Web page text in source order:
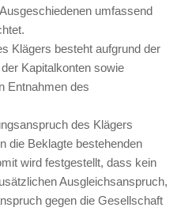
umfassend
Klägers besteht aufgrund der
Kapitalkonten sowie
Entnahmen des
des Klägers
die Beklagte bestehenden
wird festgestellt, dass kein
Ausgleichsanspruch,
gegen die Gesellschaft